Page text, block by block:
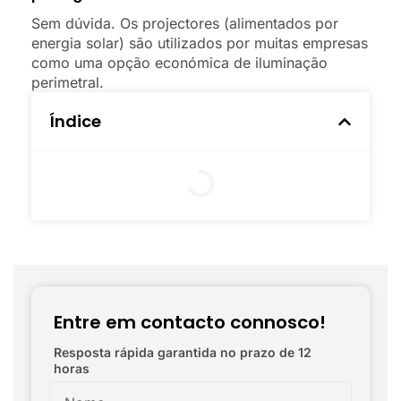
Índice
Sem dúvida. Os projectores (alimentados por
energia solar) são utilizados por muitas empresas
como uma opção económica de iluminação
perimetral.
Entre em contacto connosco!
Resposta rápida garantida no prazo de 12
horas